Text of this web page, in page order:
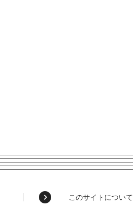
このサイトについて